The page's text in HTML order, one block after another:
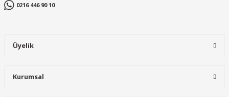
0216 446 90 10
Üyelik
Kurumsal